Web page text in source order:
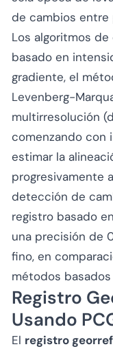
de cambios entre
Los algoritmos
basado en
gradiente, el
Levenberg-
multirresolución
comenzando con
estimar la
progresivamente
detección de
registro basado
una precisión de
fino, en
métodos
Registro
Usando
El registro